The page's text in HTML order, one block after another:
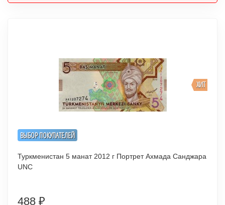
ВЫБОР ПОКУПАТЕЛЕЙ
ХИТ
Туркменистан 5 манат 2012 г Портрет Ахмада Санджара
UNC
488 ₽